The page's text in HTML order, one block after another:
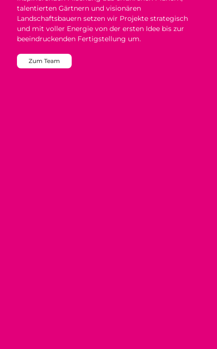
talentierten Gärtnern und visionären
Landschaftsbauern setzen wir Projekte strategisch
und mit voller Energie von der ersten Idee bis zur
beeindruckenden Fertigstellung um.
Zum Team